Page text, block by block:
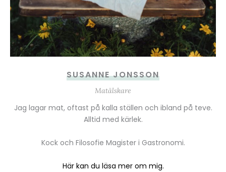
SUSANNE JONSSON
Matälskare
Jag lagar mat, oftast på kalla ställen och ibland på teve.
Alltid med kärlek.
Kock och Filosofie Magister i Gastronomi.
Här kan du läsa mer om mig.